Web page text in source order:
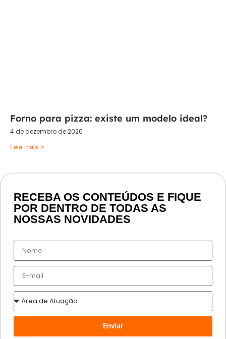
Forno para pizza: existe um modelo ideal?
4 de dezembro de 2020
Leia mais >
RECEBA OS CONTEÚDOS E FIQUE
POR DENTRO DE TODAS AS
NOSSAS NOVIDADES
Enviar